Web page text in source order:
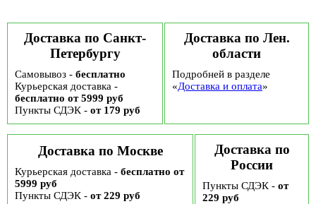
Доставка по Санкт-
Петербургу
Самовывоз - бесплатно
Курьерская доставка -
бесплатно от 5999 руб
Пункты СДЭК - от 179 руб
Доставка по Лен.
области
Подробней в разделе
«Доставка и оплата»
Доставка по Москве
Курьерская доставка - бесплатно от
5999 руб
Пункты СДЭК - от 229 руб
Доставка по
России
Пункты СДЭК - от
229 руб